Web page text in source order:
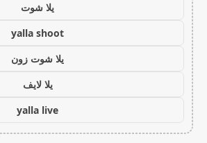
يلا شوت
yalla shoot
يلا شوت زون
يلا لايف
yalla live